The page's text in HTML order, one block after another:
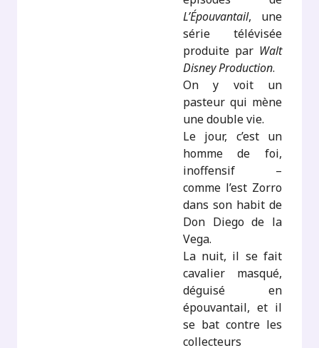
L’Épouvantail, une
série télévisée
produite par Walt
Disney Production.
On y voit un
pasteur qui mène
une double vie.
Le jour, c’est un
homme de foi,
inoffensif –
comme l’est Zorro
dans son habit de
Don Diego de la
Vega.
La nuit, il se fait
cavalier masqué,
déguisé en
épouvantail, et il
se bat contre les
collecteurs